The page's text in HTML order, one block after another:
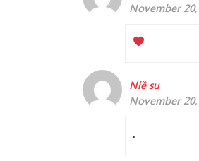
November
Niề su
November
.